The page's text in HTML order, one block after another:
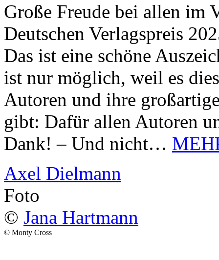
Große Freude bei allen im
Deutschen Verlagspreis
Das ist eine schöne
ist nur möglich, weil es
Autoren und ihre
gibt: Dafür allen Autoren
Dank! – Und nicht…
Axel Dielmann
Foto
© Jana Hartmann
© Monty Cross